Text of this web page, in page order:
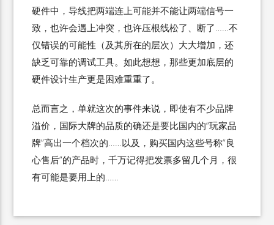
硬件中，导线把两端连上可能并不能让两端信号一
致，也许会遇上冲突，也许压根线松了、断了……不
仅错误的可能性（及其所在的层次）大大增加，还
缺乏可靠的调试工具。如此想想，那些更加底层的
硬件设计生产更是困难重重了。
总而言之，单就这次的事件来说，即使有不少品牌
溢价，国际大牌的品质的确还是要比国内的“玩家品
牌”高出一个档次的……以及，购买国内这些号称“良
心售后”的产品时，千万记得把发票多留几个月，很
有可能是要用上的……